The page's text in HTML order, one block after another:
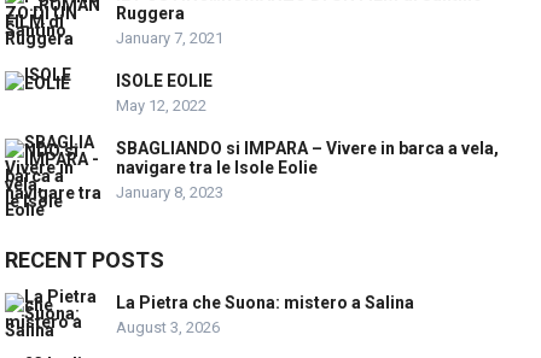
Ruggera
January 7, 2021
ISOLE EOLIE
May 12, 2022
SBAGLIANDO si IMPARA – Vivere in barca a vela,
navigare tra le Isole Eolie
January 8, 2023
RECENT POSTS
La Pietra che Suona: mistero a Salina
August 3, 2026